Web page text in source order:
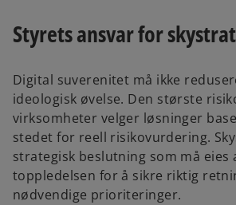
Styrets ansvar for
Digital suverenitet må ikke
ideologisk øvelse. Den største
virksomheter velger løsninger
stedet for reell risikovurdering.
strategisk beslutning som må eies
toppledelsen for å sikre riktig
nødvendige prioriteringer.